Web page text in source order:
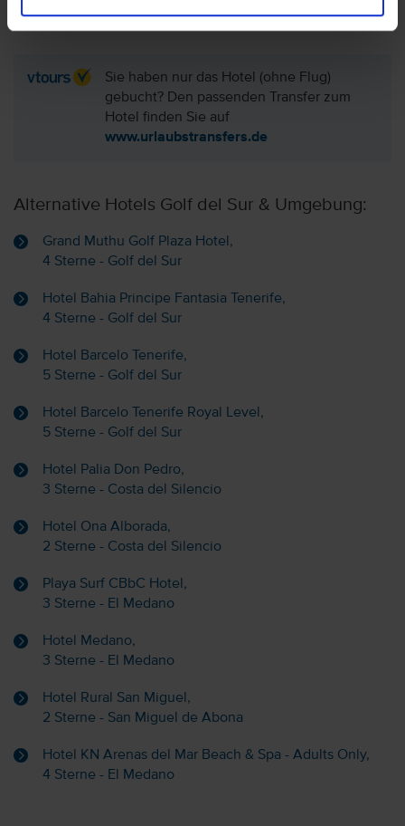
Sie haben nur das Hotel (ohne Flug)
gebucht? Den passenden Transfer zum
Hotel finden Sie auf
www.urlaubstransfers.de
Alternative Hotels Golf del Sur & Umgebung:
Grand Muthu Golf Plaza Hotel,
4 Sterne - Golf del Sur
Hotel Bahia Principe Fantasia Tenerife,
4 Sterne - Golf del Sur
Hotel Barcelo Tenerife,
5 Sterne - Golf del Sur
Hotel Barcelo Tenerife Royal Level,
5 Sterne - Golf del Sur
Hotel Palia Don Pedro,
3 Sterne - Costa del Silencio
Hotel Ona Alborada,
2 Sterne - Costa del Silencio
Playa Surf CBbC Hotel,
3 Sterne - El Medano
Hotel Medano,
3 Sterne - El Medano
Hotel Rural San Miguel,
2 Sterne - San Miguel de Abona
Hotel KN Arenas del Mar Beach & Spa - Adults Only,
4 Sterne - El Medano